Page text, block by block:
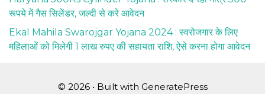
रूपये में गैस सिलेंडर, जल्दी से करे आवेदन
Ekal Mahila Swarojgar Yojana 2024 : स्वरोजगार के लिए
महिलाओं को मिलेगी 1 लाख रुपए की सहायता राशि, ऐसे करना होगा आवेदन
© 2026 • Built with GeneratePress